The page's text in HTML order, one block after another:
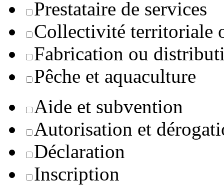
Prestataire de services
Collectivité territoriale
Fabrication ou
Pêche et aquaculture
Aide et subvention
Autorisation et
Déclaration
Inscription